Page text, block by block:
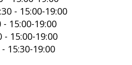
- 15:00-19:00
15:00-19:00
- 15:00-19:00
15:30-19:00